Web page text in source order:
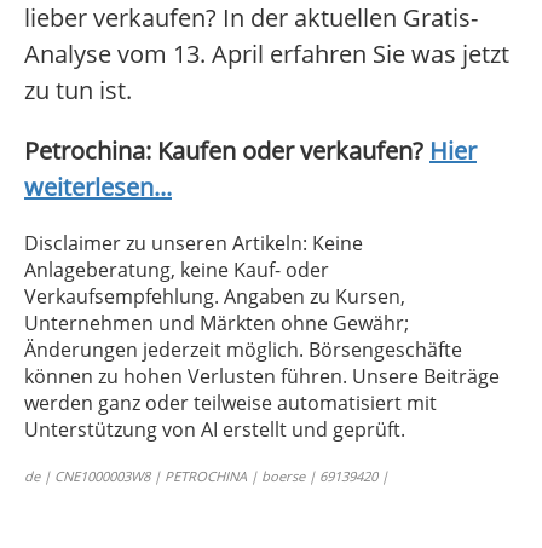
lieber verkaufen? In der aktuellen Gratis-
Analyse vom 13. April erfahren Sie was jetzt
zu tun ist.
Petrochina: Kaufen oder verkaufen? Hier
weiterlesen...
Disclaimer zu unseren Artikeln: Keine
Anlageberatung, keine Kauf- oder
Verkaufsempfehlung. Angaben zu Kursen,
Unternehmen und Märkten ohne Gewähr;
Änderungen jederzeit möglich. Börsengeschäfte
können zu hohen Verlusten führen. Unsere Beiträge
werden ganz oder teilweise automatisiert mit
Unterstützung von AI erstellt und geprüft.
de | CNE1000003W8 | PETROCHINA | boerse | 69139420 |